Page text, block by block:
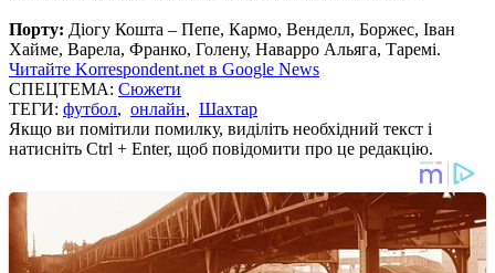
Порту: Діогу Кошта – Пепе, Кармо, Венделл, Боржес, Іван
Хайме, Варела, Франко, Голену, Наварро Альяга, Таремі.
Читайте Korrespondent.net в Google News
СПЕЦТЕМА: Сюжети
ТЕГИ: футбол, онлайн, Шахтар
Якщо ви помітили помилку, виділіть необхідний текст і
натисніть Ctrl + Enter, щоб повідомити про це редакцію.